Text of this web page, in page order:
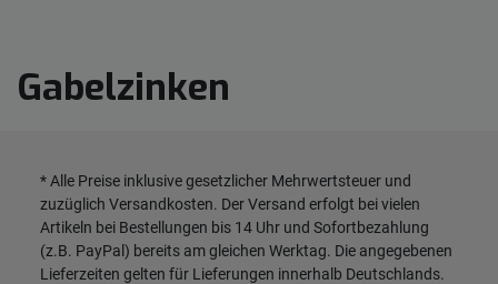
Gabelzinken
* Alle Preise inklusive gesetzlicher Mehrwertsteuer und
zuzüglich Versandkosten. Der Versand erfolgt bei vielen
Artikeln bei Bestellungen bis 14 Uhr und Sofortbezahlung
(z.B. PayPal) bereits am gleichen Werktag. Die angegebenen
Lieferzeiten gelten für Lieferungen innerhalb Deutschlands.